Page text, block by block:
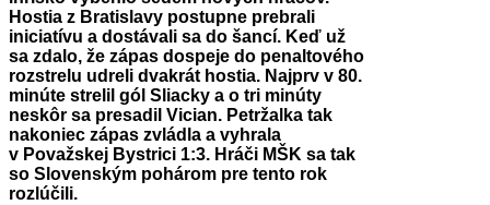
Hostia z Bratislavy postupne prebrali
iniciatívu a dostávali sa do šancí. Keď už
sa zdalo, že zápas dospeje do penaltového
rozstrelu udreli dvakrát hostia. Najprv v 80.
minúte strelil gól Sliacky a o tri minúty
neskôr sa presadil Vician. Petržalka tak
nakoniec zápas zvládla a vyhrala
v Považskej Bystrici 1:3. Hráči MŠK sa tak
so Slovenským pohárom pre tento rok
rozlúčili.